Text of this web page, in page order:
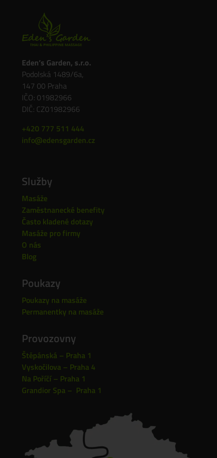
Eden’s Garden, s.r.o.
Podolská 1489/6a,
147 00 Praha
IČO: 01982966
DIČ: CZ01982966
+420 777 511 444
info@edensgarden.cz
Služby
Masáže
Zaměstnanecké benefity
Často kladené dotazy
Masáže pro firmy
O nás
Blog
Poukazy
Poukazy na masáže
Permanentky na masáže
Provozovny
Štěpánská – Praha 1
Vyskočilova – Praha 4
Na Poříčí – Praha 1
Grandior Spa – Praha 1